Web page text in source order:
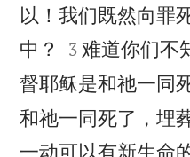
以！我们既然向罪
中？


3 难道你们不
督耶稣是和祂一同
和祂一同死了，埋
一动可以有新生命